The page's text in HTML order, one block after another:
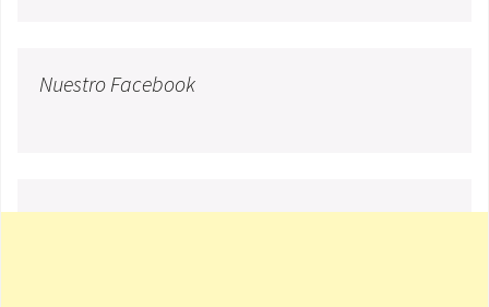
Nuestro Facebook